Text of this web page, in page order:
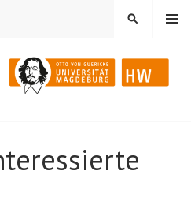
MENÜ
SUCHEN